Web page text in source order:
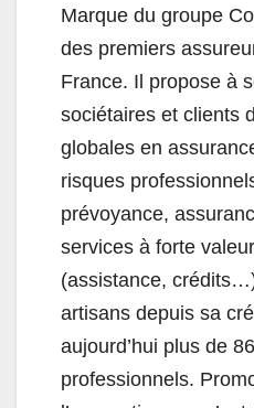
Marque du groupe
des premiers
France. Il propose à
sociétaires et clients
globales en
risques
prévoyance,
services à forte
(assistance,
artisans depuis sa
aujourd’hui plus de
professionnels.